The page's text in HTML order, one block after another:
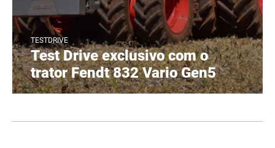
TESTDRIVE
Test Drive exclusivo com o
trator Fendt 832 Vario Gen5